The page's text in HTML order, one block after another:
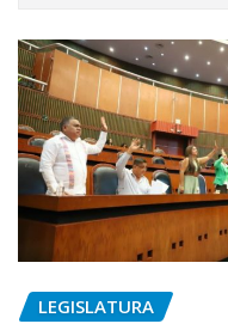
LEGISLATURA